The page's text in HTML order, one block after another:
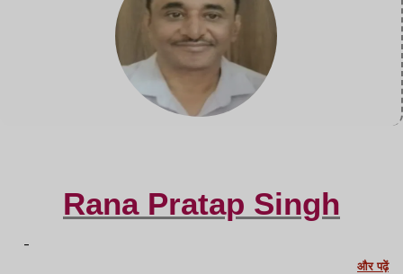
Rana Pratap Singh
-
और पढ़ें